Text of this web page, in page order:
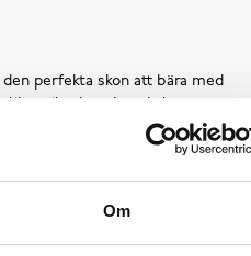
Om
perfekta skon att bära med
du ett brett urval av låga
dina sandaletter till ett
somSweeks,K.Cobleroch